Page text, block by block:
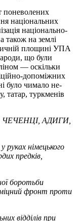
поневолених
національних
національно-
також на землі
площині УПА
що були
— оскільки
допоміжних
було чимало не-
татар, туркменів
АДИГИ,
руках німецького
предків,
боротьби
фронт проти
відділів при